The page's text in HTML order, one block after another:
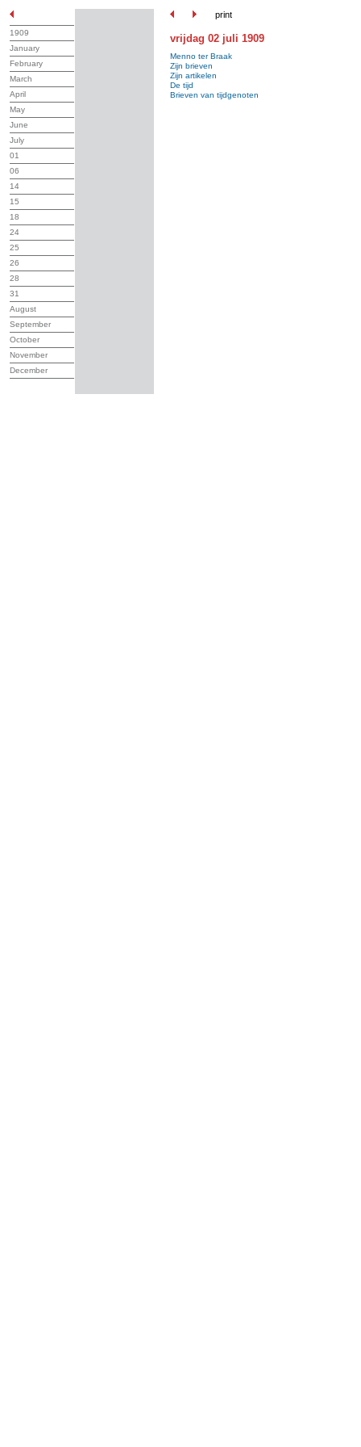
print
1909
January
February
March
April
May
June
July
01
06
14
15
18
24
25
26
28
31
August
September
October
November
December
vrijdag 02 juli 1909
Menno ter Braak
Zijn brieven
Zijn artikelen
De tijd
Brieven van tijdgenoten